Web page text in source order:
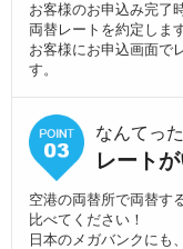
お客様のお申込み完了
両替レートを約定します
お客様にお申込画面で
す。
なんてっ
レート
空港の両替所で両替す
比べてください！
日本のメガバンクにも